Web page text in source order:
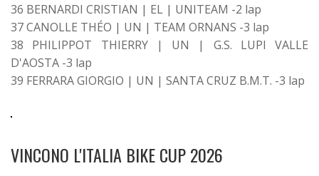
36 BERNARDI CRISTIAN | EL | UNITEAM -2 lap
37 CANOLLE THÉO | UN | TEAM ORNANS -3 lap
38 PHILIPPOT THIERRY | UN | G.S. LUPI VALLE
D'AOSTA -3 lap
39 FERRARA GIORGIO | UN | SANTA CRUZ B.M.T. -3 lap
VINCONO L'ITALIA BIKE CUP 2026